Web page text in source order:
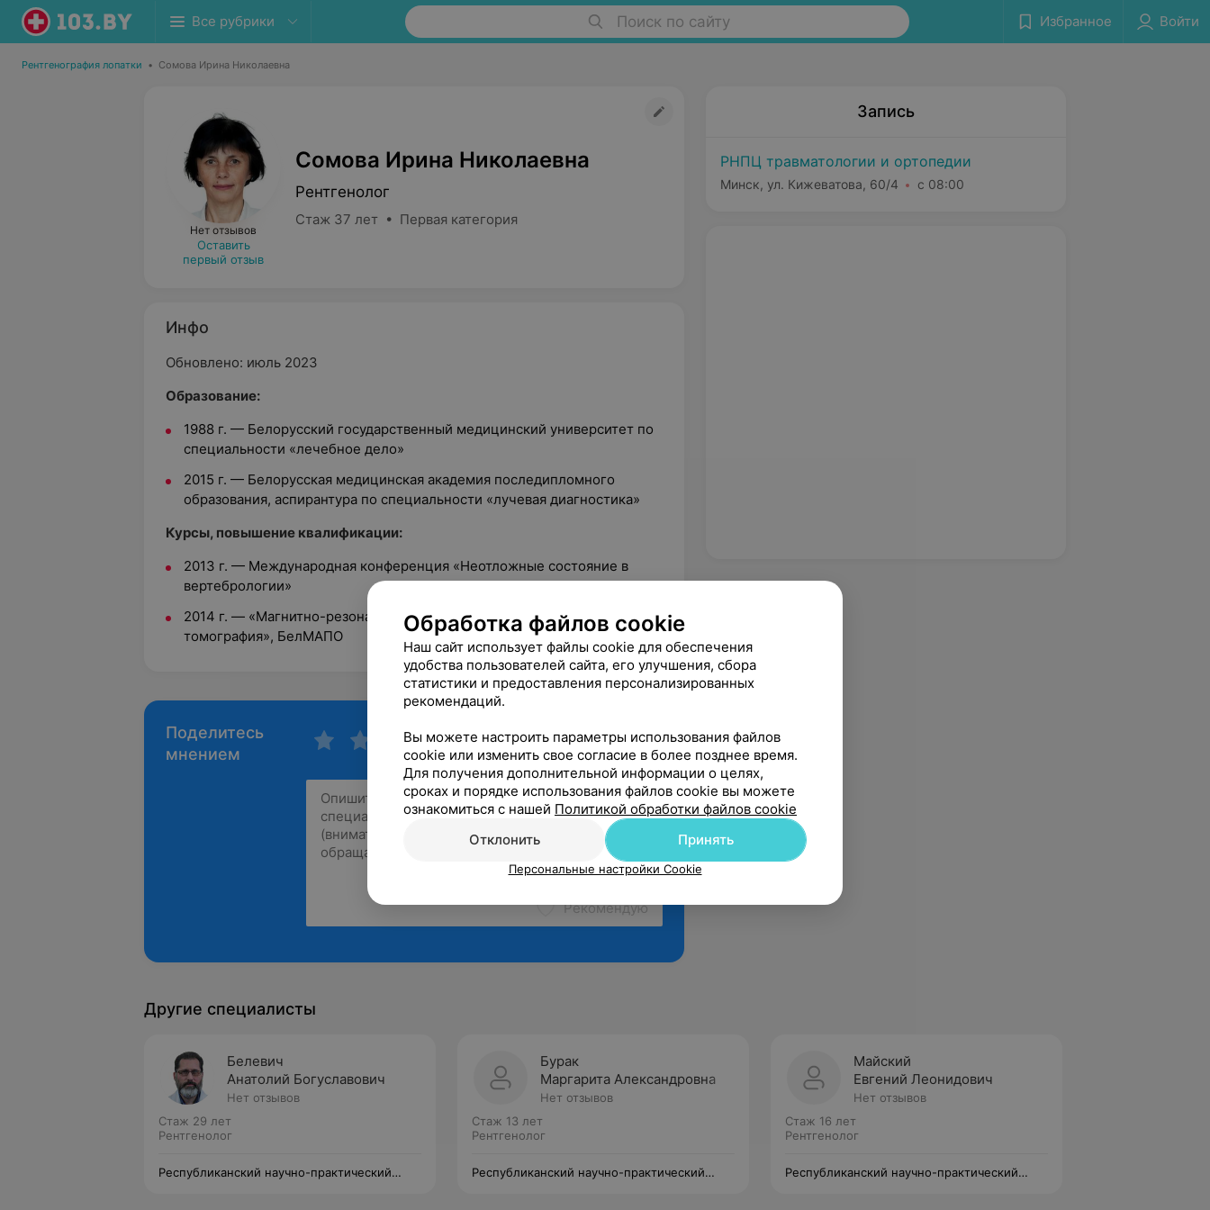
Все рубрики Поиск по сайту Избранное Войти
Рентгенография лопатки • Сомова Ирина Николаевна
Нет отзывов
Оставить
первый отзыв
Сомова Ирина Николаевна
Рентгенолог
Стаж 37 лет • Первая категория
Инфо
Обновлено: июль 2023
Образование:
1988 г. — Белорусский государственный медицинский университет по
специальности «лечебное дело»
2015 г. — Белорусская медицинская академия последипломного
образования, аспирантура по специальности «лучевая диагностика»
Курсы, повышение квалификации:
2013 г. — Международная конференция «Неотложные состояние в
вертебрологии»
2014 г. — «Магнитно-резонансная, рентген-компьютерная
томография», БелМАПО
Поделитесь
мнением
Рекомендую
Запись
РНПЦ травматологии и ортопедии
Минск, ул. Кижеватова, 60/4 с 08:00
Другие специалисты
Белевич
Анатолий Богуславович
Нет отзывов
Стаж 29 лет
Рентгенолог
Республиканский научно-практический
Бурак
Маргарита Александровна
Нет отзывов
Стаж 13 лет
Рентгенолог
Республиканский научно-практический
Майский
Евгений Леонидович
Нет отзывов
Стаж 16 лет
Рентгенолог
Республиканский научно-практический
Обработка файлов cookie
Наш сайт использует файлы cookie для обеспечения
удобства пользователей сайта, его улучшения, сбора
статистики и предоставления персонализированных
рекомендаций.
Вы можете настроить параметры использования файлов
cookie или изменить свое согласие в более позднее время.
Для получения дополнительной информации о целях,
сроках и порядке использования файлов cookie вы можете
ознакомиться с нашей Политикой обработки файлов cookie
Отклонить
Принять
Персональные настройки Cookie